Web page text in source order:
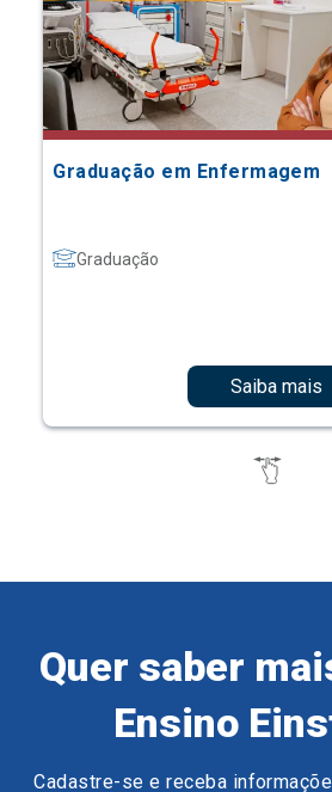
Graduação em Enfermagem
Graduação
Saiba mais
Quer saber
Ensino
Cadastre-se e receba